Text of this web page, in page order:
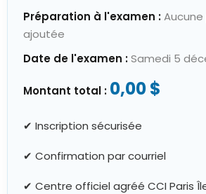
Préparation à l'examen :
ajoutée
Date de l'examen :Samedi 5
Montant total : 0,00 $
✔ Inscription sécurisée
✔ Confirmation par courriel
✔ Centre officiel agréé CCI Paris